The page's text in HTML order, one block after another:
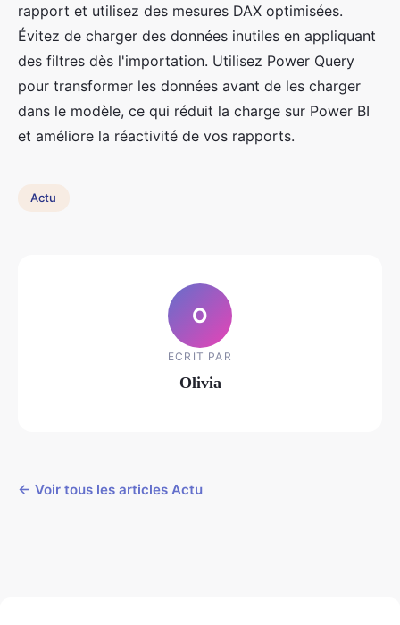
rapport et utilisez des mesures DAX optimisées.
Évitez de charger des données inutiles en appliquant
des filtres dès l'importation. Utilisez Power Query
pour transformer les données avant de les charger
dans le modèle, ce qui réduit la charge sur Power BI
et améliore la réactivité de vos rapports.
Actu
O
ECRIT PAR
Olivia
← Voir tous les articles Actu